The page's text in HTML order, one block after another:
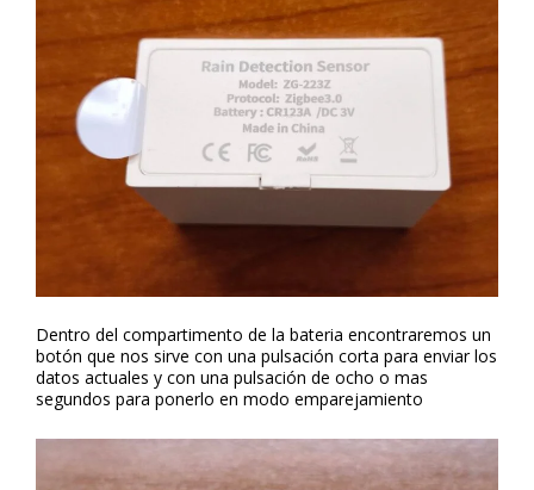
Dentro del compartimento de la bateria encontraremos un
botón que nos sirve con una pulsación corta para enviar los
datos actuales y con una pulsación de ocho o mas
segundos para ponerlo en modo emparejamiento